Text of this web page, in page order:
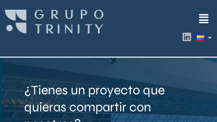
contenido
L
i
k
i
¿Tienes un proyecto que
quieras compartir con